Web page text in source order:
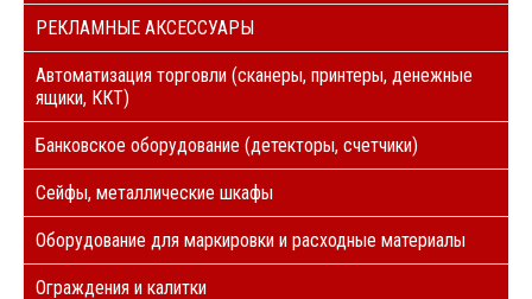
РЕКЛАМНЫЕ АКСЕССУАРЫ
Автоматизация торговли (сканеры, принтеры, денежные
ящики, ККТ)
Банковское оборудование (детекторы, счетчики)
Сейфы, металлические шкафы
Оборудование для маркировки и расходные материалы
Ограждения и калитки